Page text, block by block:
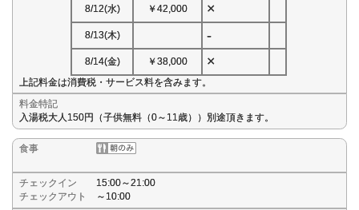
8/12(水) ￥42,000 ×
8/13(木) -
8/14(金) ￥38,000 ×
上記料金は消費税・サービス料を含みます。
料金特記
入湯税大人150円（子供無料（0～11歳））別途頂きます。
食事
チェックイン
15:00～21:00
チェックアウト
～10:00